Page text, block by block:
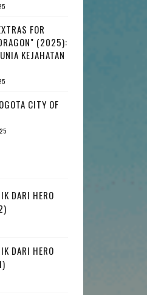
FOR
(2025):
KEJAHATAN
CITY OF
DARI HERO
DARI HERO